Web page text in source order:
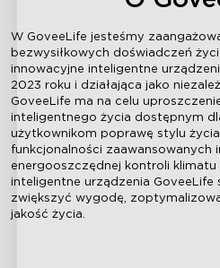
W GoveeLife jesteśmy
bezwysiłkowych doświadczeń
innowacyjne inteligentne
2023 roku i działająca jako
GoveeLife ma na celu
inteligentnego życia dostępnym
użytkownikom poprawę stylu
funkcjonalności zaawansowanych
energooszczędnej kontroli klimatu
inteligentne urządzenia GoveeLife
zwiększyć wygodę,
jakość życia.